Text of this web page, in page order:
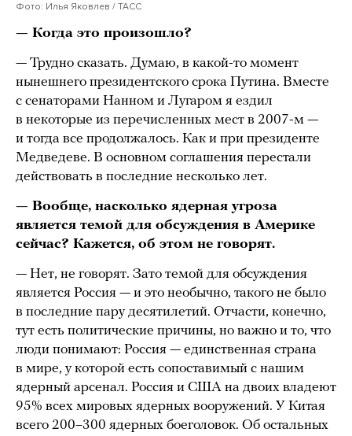
Фото: Илья Яковлев / ТАСС
— Когда это произошло?
— Трудно сказать. Думаю, в какой-то момент
нынешнего президентского срока Путина. Вместе
с сенаторами Нанном и Лугаром я ездил
в некоторые из перечисленных мест в 2007-м —
и тогда все продолжалось. Как и при президенте
Медведеве. В основном соглашения перестали
действовать в последние несколько лет.
— Вообще, насколько ядерная угроза
является темой для обсуждения в Америке
сейчас? Кажется, об этом не говорят.
— Нет, не говорят. Зато темой для обсуждения
является Россия — и это необычно, такого не было
в последние пару десятилетий. Отчасти, конечно,
тут есть политические причины, но важно и то, что
люди понимают: Россия — единственная страна
в мире, у которой есть сопоставимый с нашим
ядерный арсенал. Россия и США на двоих владеют
95% всех мировых ядерных вооружений. У Китая
всего 200–300 ядерных боеголовок. Об остальных